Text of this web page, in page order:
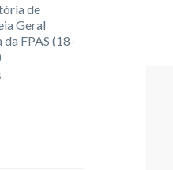
de
Geral
FPAS (18-